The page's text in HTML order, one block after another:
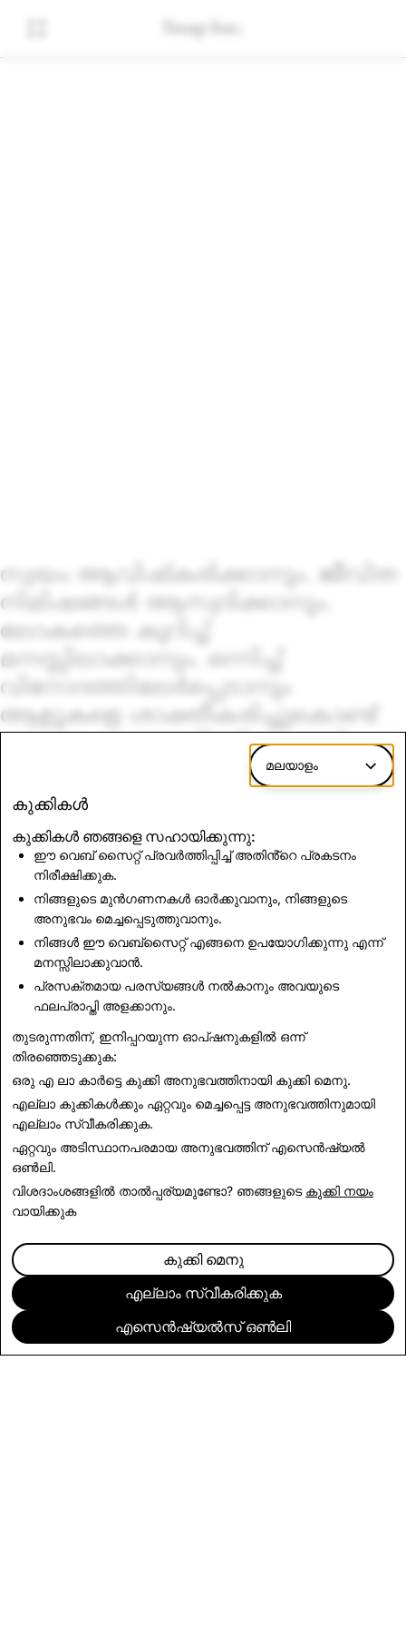
സ്വയം ആവിഷ്കരിക്കാനും, ജീവിത
നിമിഷങ്ങൾ ആസ്വദിക്കാനും,
ലോകത്തെ കുറിച്ച്
മനസ്സിലാക്കാനും, ഒന്നിച്ച്
വിനോദത്തിലേർപ്പെടാനും
ആളുകളെ ശാക്തീകരിച്ചുകൊണ്ട്
മനുഷ്യ പുരോഗതിക്ക് ഞങ്ങൾ
ഞങ്ങളുടെ ഉൽപ്പന്നങ്ങളും സേവനങ്ങളും
മലയാളം
കുക്കികൾ
കുക്കികൾ ഞങ്ങളെ സഹായിക്കുന്നു:
ഈ വെബ് സൈറ്റ് പ്രവർത്തിപ്പിച്ച് അതിൻ്റെ പ്രകടനം
നിരീക്ഷിക്കുക.
നിങ്ങളുടെ മുൻഗണനകൾ ഓർക്കുവാനും, നിങ്ങളുടെ
അനുഭവം മെച്ചപ്പെടുത്തുവാനും.
നിങ്ങൾ ഈ വെബ്സൈറ്റ് എങ്ങനെ ഉപയോഗിക്കുന്നു എന്ന്
മനസ്സിലാക്കുവാൻ.
പ്രസക്തമായ പരസ്യങ്ങൾ നൽകാനും അവയുടെ
ഫലപ്രാപ്തി അളക്കാനും.
തുടരുന്നതിന്, ഇനിപ്പറയുന്ന ഓപ്ഷനുകളിൽ ഒന്ന്
തിരഞ്ഞെടുക്കുക:
ഒരു എ ലാ കാർട്ടെ കുക്കി അനുഭവത്തിനായി കുക്കി മെനു.
എല്ലാ കുക്കികൾക്കും ഏറ്റവും മെച്ചപ്പെട്ട അനുഭവത്തിനുമായി
എല്ലാം സ്വീകരിക്കുക.
ഏറ്റവും അടിസ്ഥാനപരമായ അനുഭവത്തിന്എസെൻഷ്യൽ
ഒൺലി.
വിശദാംശങ്ങളിൽ താൽപ്പര്യമുണ്ടോ? ഞങ്ങളുടെ കുക്കി നയം
വായിക്കുക
എസെൻഷ്യൽസ് ഒൺലി
എല്ലാം സ്വീകരിക്കുക
കുക്കി മെനു